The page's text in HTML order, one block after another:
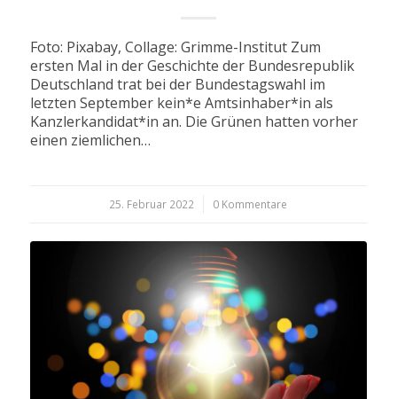
Foto: Pixabay, Collage: Grimme-Institut Zum
ersten Mal in der Geschichte der Bundesrepublik
Deutschland trat bei der Bundestagswahl im
letzten September kein*e Amtsinhaber*in als
Kanzlerkandidat*in an. Die Grünen hatten vorher
einen ziemlichen…
25. Februar 2022
/ 0 Kommentare